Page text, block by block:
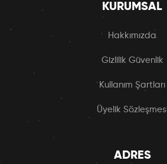
KURUMSAL
Hakkımızda
Gizlilik Güvenlik
Kullanım Şartları
Üyelik Sözleşmesi
ADRES